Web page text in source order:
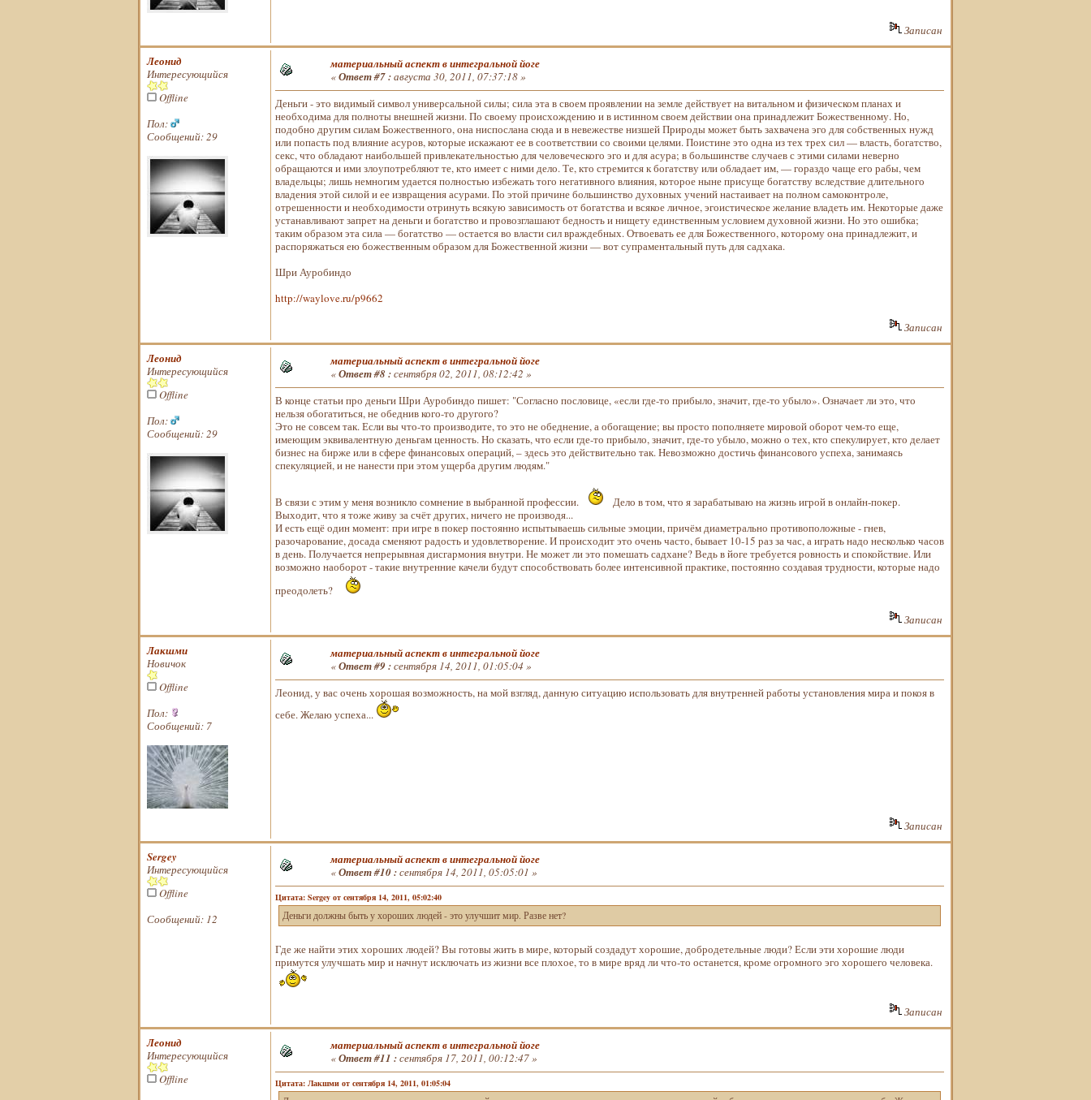
Записан
Леонид
Интересующийся
Offline
Пол:
Сообщений: 29
материальный аспект в интегральной йоге
«Ответ #7 :августа 30, 2011, 07:37:18 »
Деньги - это видимый символ универсальной силы; сила эта в своем проявлении на земле действует на витальном и физическом планах и
необходима для полноты внешней жизни. По своему происхождению и в истинном своем действии она принадлежит Божественному. Но,
подобно другим силам Божественного, она ниспослана сюда и в невежестве низшей Природы может быть захвачена эго для собственных нужд
или попасть под влияние асуров, которые искажают ее в соответствии со своими целями. Поистине это одна из тех трех сил — власть, богатство,
секс, что обладают наибольшей привлекательностью для человеческого эго и для асура; в большинстве случаев с этими силами неверно
обращаются и ими злоупотребляют те, кто имеет с ними дело. Те, кто стремится к богатству или обладает им, — гораздо чаще его рабы, чем
владельцы; лишь немногим удается полностью избежать того негативного влияния, которое ныне присуще богатству вследствие длительного
владения этой силой и ее извращения асурами. По этой причине большинство духовных учений настаивает на полном самоконтроле,
отрешенности и необходимости отринуть всякую зависимость от богат­ства и всякое личное, эгоистическое желание владеть им. Некоторые даже
устанавливают запрет на деньги и богатство и провозглашают бедность и нищету единственным условием духовной жизни. Но это ошибка;
таким образом эта сила — богатство — остается во власти сил враждебных. Отвоевать ее для Божественного, которому она принадлежит, и
распоряжаться ею божественным образом для Божественной жизни — вот супраментальный путь для садхака.
Шри Ауробиндо
http://waylove.ru/p9662
Записан
Леонид
Интересующийся
Offline
Пол:
Сообщений: 29
материальный аспект в интегральной йоге
«Ответ #8 :сентября 02, 2011, 08:12:42 »
В конце статьи про деньги Шри Ауробиндо пишет: "Согласно пословице, «если где-то прибыло, значит, где-то убыло». Означает ли это, что
нельзя обогатиться, не обеднив кого-то другого?
Это не совсем так. Если вы что-то производите, то это не обеднение, а обогащение; вы просто по­полняете мировой оборот чем-то еще,
имеющим эквивалентную деньгам ценность. Но сказать, что если где-то прибыло, значит, где-то убыло, можно о тех, кто спекулирует, кто делает
бизнес на бирже или в сфере финансовых операций, – здесь это действительно так. Невозможно достичь финансового успеха, занимаясь
спекуляцией, и не нанести при этом ущерба другим людям."
В связи с этим у меня возникло сомнение в выбранной профессии.
Дело в том, что я зарабатываю на жизнь игрой в онлайн-покер.
Выходит, что я тоже живу за счёт других, ничего не производя...
И есть ещё один момент: при игре в покер постоянно испытываешь сильные эмоции, причём диаметрально противоположные - гнев,
разочарование, досада сменяют радость и удовлетворение. И происходит это очень часто, бывает 10-15 раз за час, а играть надо несколько часов
в день. Получается непрерывная дисгармония внутри. Не может ли это помешать садхане? Ведь в йоге требуется ровность и спокойствие. Или
возможно наоборот - такие внутренние качели будут способствовать более интенсивной практике, постоянно создавая трудности, которые надо
преодолеть?
Записан
Лакшми
Новичок
Offline
Пол:
Сообщений: 7
материальный аспект в интегральной йоге
«Ответ #9 :сентября 14, 2011, 01:05:04 »
Леонид, у вас очень хорошая возможность, на мой взгляд, данную ситуацию использовать для внутренней работы установления мира и покоя в
себе. Желаю успеха...
Записан
Sergey
Интересующийся
Offline
Сообщений: 12
материальный аспект в интегральной йоге
«Ответ #10 :сентября 14, 2011, 05:05:01 »
Цитата: Sergey от сентября 14, 2011, 05:02:40
Деньги должны быть у хороших людей - это улучшит мир. Разве нет?
Где же найти этих хороших людей? Вы готовы жить в мире, который создадут хорошие, добродетельные люди? Если эти хорошие люди
примутся улучшать мир и начнут исключать из жизни все плохое, то в мире вряд ли что-то останется, кроме огромного эго хорошего человека.
Записан
Леонид
Интересующийся
Offline
материальный аспект в интегральной йоге
«Ответ #11 :сентября 17, 2011, 00:12:47 »
Цитата: Лакшми от сентября 14, 2011, 01:05:04